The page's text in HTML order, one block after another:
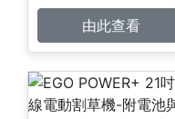
由此查看